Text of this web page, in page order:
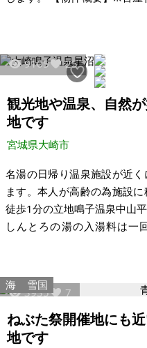
貫 土地： 建物： 構造：木
と実際の取引価格とが異なる
繕費など）のほうが多くか
ては十分
9105 25
観光地や温泉、自然
地です
宮城県大崎市
名湯の日帰り温泉施設が近
ます。本人が高齢の為施設
徒歩1分の立地鳴子温泉中山
しんとろの湯の入湯料は一
ね。観光地に住みたい、温
ができます。最寄り駅より芭
行かれるお客さんが家の前を
された方も住んでおり、皆
す。 水道電気ガスは利用可能です。トイレは汲み取りの簡易水
3935 7
海 雪国
ねぶた祭開催地にも
地です